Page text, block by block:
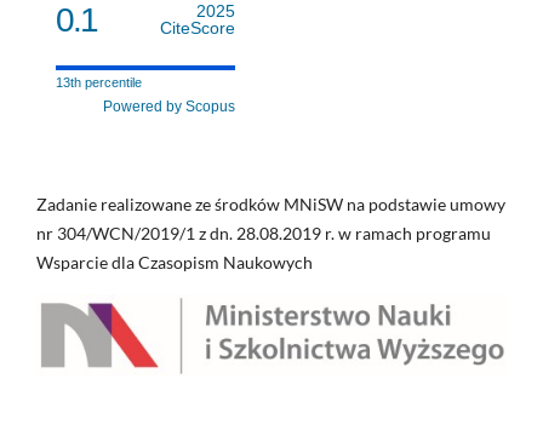
0.1
2025
CiteScore
13th percentile
Powered by Scopus
Zadanie realizowane ze środków MNiSW na podstawie umowy
nr 304/WCN/2019/1 z dn. 28.08.2019 r. w ramach programu
Wsparcie dla Czasopism Naukowych